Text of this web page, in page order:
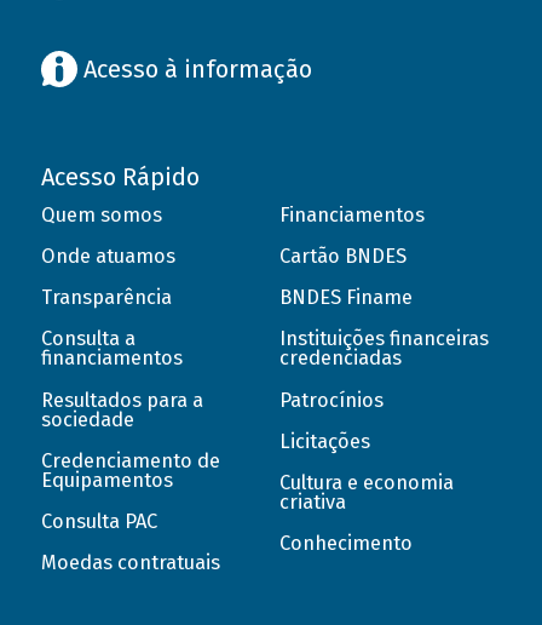
Acesso à informação
Acesso Rápido
Quem somos
Onde atuamos
Transparência
Consulta a
financiamentos
Resultados para a
sociedade
Credenciamento de
Equipamentos
Consulta PAC
Moedas contratuais
Financiamentos
Cartão BNDES
BNDES Finame
Instituições financeiras
credenciadas
Patrocínios
Licitações
Cultura e economia
criativa
Conhecimento